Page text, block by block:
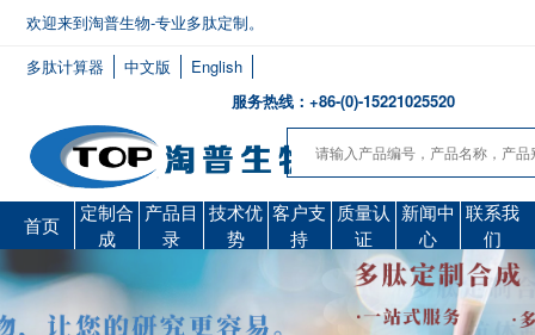
欢迎来到淘普生物-专业多肽定制。
多肽计算器
中文版
English
服务热线：+86-(0)-15221025520
首页
定制合
成
产品目
录
技术优
势
客户支
持
质量认
证
新闻中
心
联系我
们